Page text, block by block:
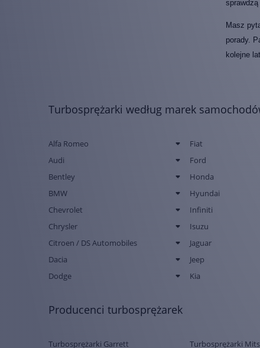
Masz
porady.
kolejne
Turbosprężarki według marek
Alfa Romeo
Audi
Bentley
BMW
Chevrolet
Chrysler
Citroen / DS Automobiles
Dacia
Dodge
Fiat
Ford
Honda
Hyundai
Infiniti
Isuzu
Jaguar
Jeep
Kia
Producenci turbosprężarek
Turbosprężarki Garrett Turbosprężarki